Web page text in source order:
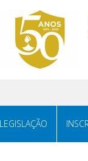
LEGISLAÇÃO